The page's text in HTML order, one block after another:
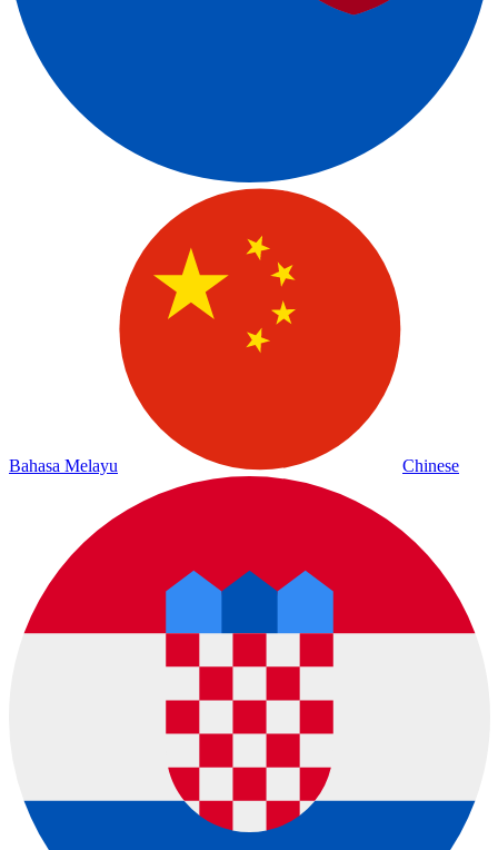
Bahasa Melayu Chinese